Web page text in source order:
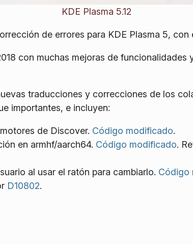
KDE Plasma 5.12
de errores para KDE Plasma 5, con
con muchas mejoras de funcionalidades
traducciones y correcciones de los
importantes, e incluyen:
de Discover. Código modificado.
en armhf/aarch64. Código modificado.
al usar el ratón para cambiarlo. Código
D10802.